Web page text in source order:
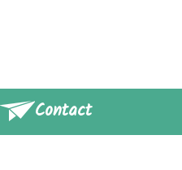
Contact